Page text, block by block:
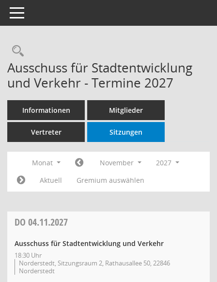
Toggle navigation
Rechercheauswahl
Ausschuss für Stadtentwicklung
und Verkehr - Termine 2027
Informationen Mitglieder
Vertreter Sitzungen
Monat November
2027
Aktuell
Gremium auswählen
DO 04.11.2027
Ausschuss für Stadtentwicklung und Verkehr
18:30 Uhr
Norderstedt, Sitzungsraum 2, Rathausallee 50, 22846
Norderstedt